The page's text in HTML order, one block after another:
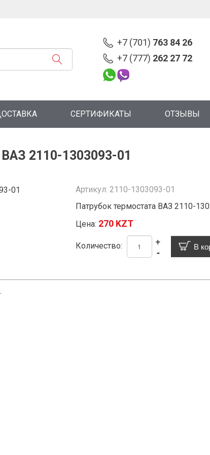
+7 (701) 763 84 26
+7 (777) 262 27 72
СЕРТИФИКАТЫ ОТЗЫВЫ
2110-1303093-01
Артикул: 2110-1303093-01
Патрубок термостата ВАЗ 2110-
Цена: 270 KZT
Количество: -
+